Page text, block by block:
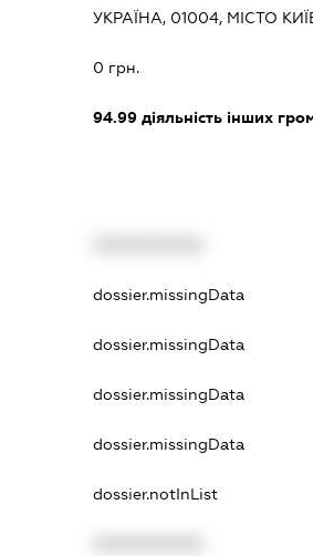
УКРАЇНА, 01004, МІСТО
0 грн.
94.99 діяльність інших
dossier.missingData
dossier.missingData
dossier.missingData
dossier.missingData
dossier.notInList